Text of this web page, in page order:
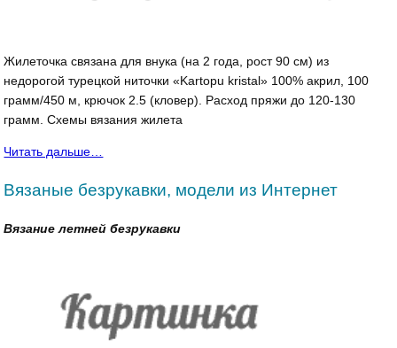
Жилеточка связана для внука (на 2 года, рост 90 см) из
недорогой турецкой ниточки «Kartopu kristal» 100% акрил, 100
грамм/450 м, крючок 2.5 (кловер). Расход пряжи до 120-130
грамм. Схемы вязания жилета
Читать дальше…
Вязаные безрукавки, модели из Интернет
Вязание летней безрукавки